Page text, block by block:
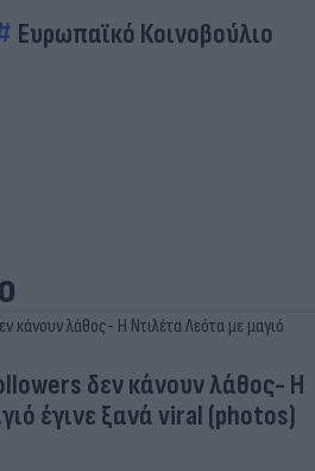
Ευρωπαϊκό Κοινοβούλιο
Κωνσταντέλια η